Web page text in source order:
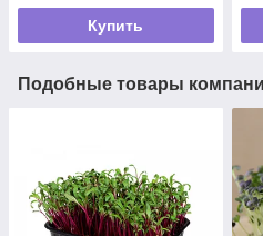
Купить
Подобные товары